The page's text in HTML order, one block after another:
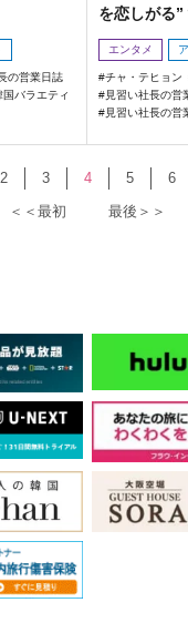
の営業日誌
国バラエティ
を恋しがる”
エンタメ
チャ・テヒョン
見習い社長の営
見習い社長の営
＜＜最初
2 3 4 5 6
最後＞＞